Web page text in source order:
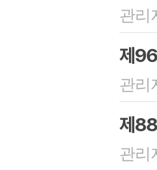
관리
제
관리
제
관리